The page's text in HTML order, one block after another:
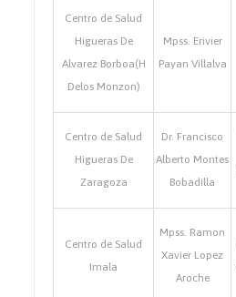
Centro de Salud
Higueras De
Alvarez Borboa(H
Delos Monzon)
Mpss. Erivier
Payan Villalva
Centro de Salud
Higueras De
Zaragoza
Dr. Francisco
Alberto Montes
Bobadilla
Centro de Salud
Imala
Mpss. Ramon
Xavier Lopez
Aroche